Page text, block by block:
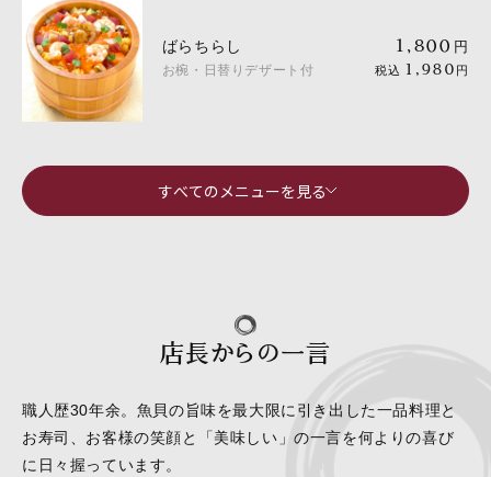
ばらちらし
お椀・日替りデザート付
1,800 円
税込 1,980 円
すべてのメニューを見る
店長からの一言
職人歴30年余。魚貝の旨味を最大限に引き出した一品料理と
お寿司、お客様の笑顔と「美味しい」の一言を何よりの喜び
に日々握っています。